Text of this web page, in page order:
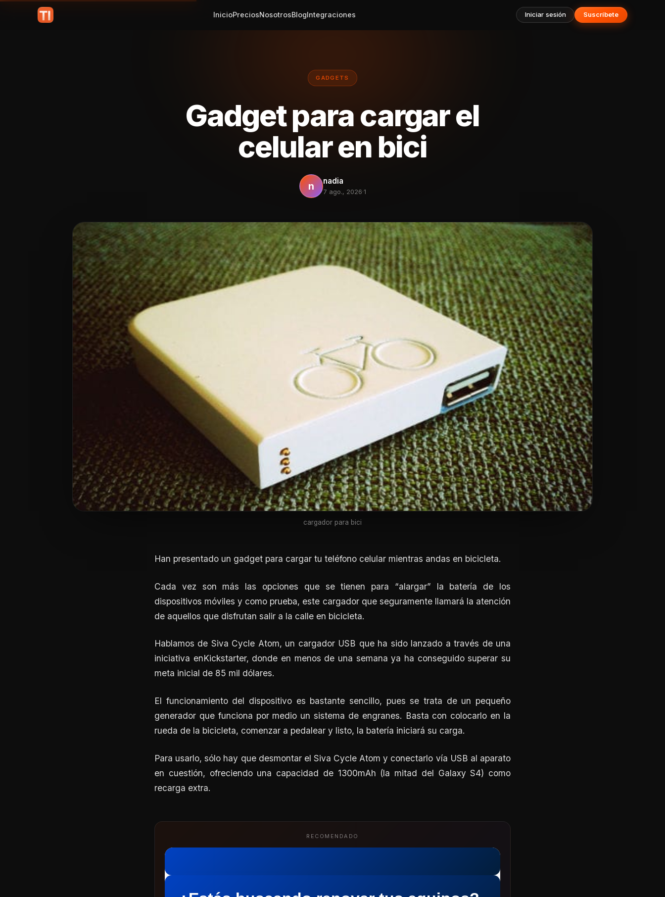
InicioPreciosNosotrosBlogIntegraciones Iniciar sesión Suscríbete
GADGETS
Gadget para cargar el
celular en bici
n nadia
7 ago., 2026·1
cargador para bici
Han presentado un gadget para cargar tu teléfono celular mientras andas en bicicleta.
Cada vez son más las opciones que se tienen para “alargar” la batería de los
dispositivos móviles y como prueba, este cargador que seguramente llamará la atención
de aquellos que disfrutan salir a la calle en bicicleta.
Hablamos de Siva Cycle Atom, un cargador USB que ha sido lanzado a través de una
iniciativa enKickstarter, donde en menos de una semana ya ha conseguido superar su
meta inicial de 85 mil dólares.
El funcionamiento del dispositivo es bastante sencillo, pues se trata de un pequeño
generador que funciona por medio un sistema de engranes. Basta con colocarlo en la
rueda de la bicicleta, comenzar a pedalear y listo, la batería iniciará su carga.
Para usarlo, sólo hay que desmontar el Siva Cycle Atom y conectarlo vía USB al aparato
en cuestión, ofreciendo una capacidad de 1300mAh (la mitad del Galaxy S4) como
recarga extra.
RECOMENDADO